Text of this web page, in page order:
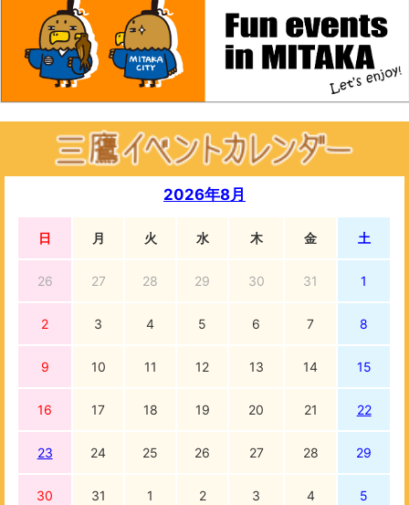
2026年8月
日 月 火 水 木 金 土
26 27 28 29 30 31 1
2 3 4 5 6 7 8
9 10 11 12 13 14 15
16 17 18 19 20 21 22
23 24 25 26 27 28 29
30 31 1 2 3 4 5